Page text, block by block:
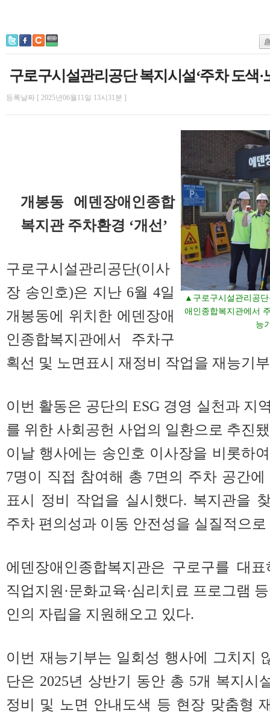
구로구시설관리공단 복지시설‘주차 도색·
등록날짜 [ 2025년06월11일 13시31분 ]
▲구로구시설관리공
애인종합복지관에서
능
개봉동 에덴장애인종합
복지관 주차환경 ‘개선’
구로구시설관리공단(이사
장 송인호)은 지난 6월 4일
개봉동에 위치한 에덴장애
인종합복지관에서 주차구
획선 및 노면표시 재정비 작업을 재능기
이번 활동은 공단의 ESG 경영 실천과 지
를 위한 사회공헌 사업의 일환으로 추진
이날 행사에는 송인호 이사장을 비롯하
7명이 직접 참여해 총 7면의 주차 공간
표시 정비 작업을 실시했다. 복지관을
주차 편의성과 이동 안전성을 실질적으
에덴장애인종합복지관은 구로구를 대
직업지원·문화교육·심리치료 프로그램
인의 자립을 지원해오고 있다.
이번 재능기부는 일회성 행사에 그치지
단은 2025년 상반기 동안 총 5개 복지시
정비 및 노면 안내도색 등 현장 맞춤형